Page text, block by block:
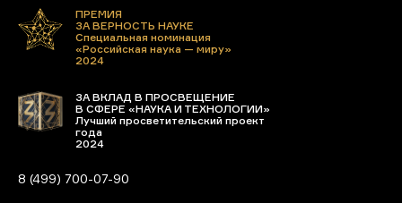
ПРЕМИЯ
ЗА ВЕРНОСТЬ НАУКЕ
Специальная номинация
«Российская наука — миру»
2024
ЗА ВКЛАД В ПРОСВЕЩЕНИЕ
В СФЕРЕ «НАУКА И ТЕХНОЛОГИИ»
Лучший просветительский проект
года
2024
8 (499) 700-07-90